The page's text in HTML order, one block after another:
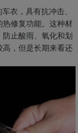
衣，具有抗冲击、
修复功能。这种材
止酸雨、氧化和划
，但是长期来看还